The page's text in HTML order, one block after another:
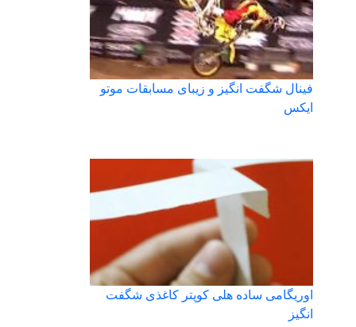
فینال شگفت انگیز و زیبای مسابقات موتو
ایکس
اوریگامی ساده هلی کوپتر کاغذی شگفت
انگیز